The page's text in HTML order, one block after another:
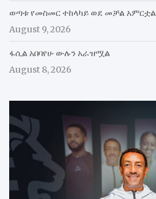
ወጣቱ የመስመር ተከላካይ ወደ መቻል አምርቷል
August 9, 2026
ፋሲል አበባየሁ ውሉን አራዝሟል
August 8, 2026